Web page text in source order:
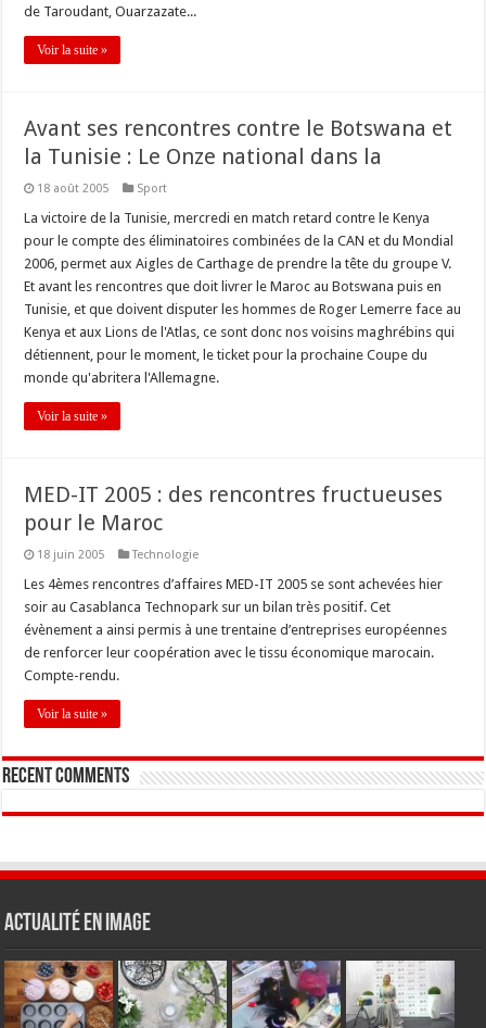
de Taroudant, Ouarzazate...
Voir la suite »
Avant ses rencontres contre le Botswana et
la Tunisie : Le Onze national dans la
18 août 2005 Sport
La victoire de la Tunisie, mercredi en match retard contre le Kenya
pour le compte des éliminatoires combinées de la CAN et du Mondial
2006, permet aux Aigles de Carthage de prendre la tête du groupe V.
Et avant les rencontres que doit livrer le Maroc au Botswana puis en
Tunisie, et que doivent disputer les hommes de Roger Lemerre face au
Kenya et aux Lions de l'Atlas, ce sont donc nos voisins maghrébins qui
détiennent, pour le moment, le ticket pour la prochaine Coupe du
monde qu'abritera l'Allemagne.
Voir la suite »
MED-IT 2005 : des rencontres fructueuses
pour le Maroc
18 juin 2005 Technologie
Les 4èmes rencontres d’affaires MED-IT 2005 se sont achevées hier
soir au Casablanca Technopark sur un bilan très positif. Cet
évènement a ainsi permis à une trentaine d’entreprises européennes
de renforcer leur coopération avec le tissu économique marocain.
Compte-rendu.
Voir la suite »
Recent Comments
Actualité en Image